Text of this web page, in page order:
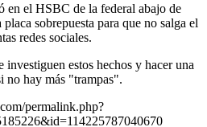
en el HSBC de la federal abajo de
sobrepuesta para que no salga el
redes sociales.
investiguen estos hechos y hacer una
no hay más "trampas".
permalink.php?